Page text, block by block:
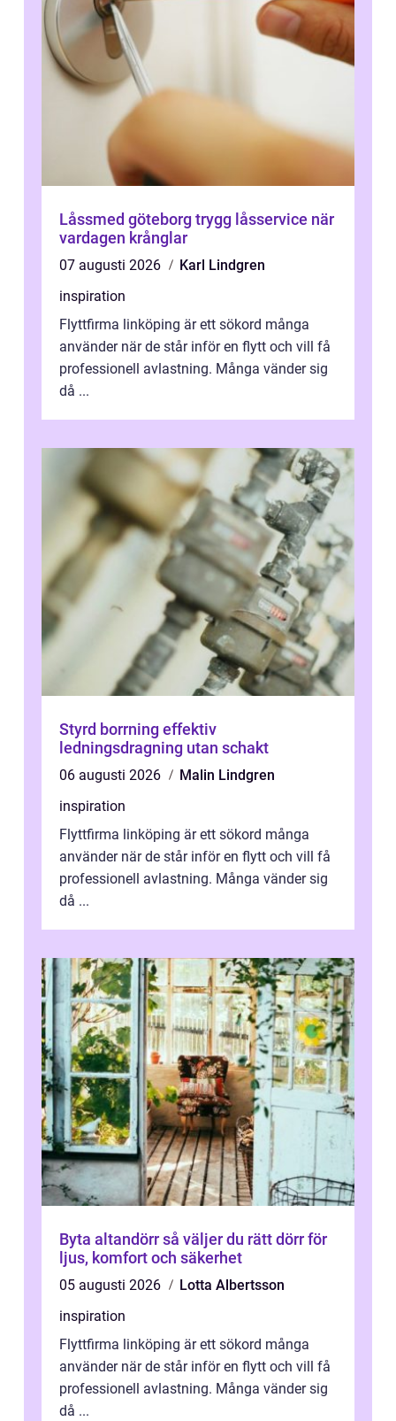
Låssmed göteborg trygg låsservice när
vardagen krånglar
07 augusti 2026
Karl Lindgren
inspiration
Flyttfirma linköping är ett sökord många
använder när de står inför en flytt och vill få
professionell avlastning. Många vänder sig
då ...
Styrd borrning effektiv
ledningsdragning utan schakt
06 augusti 2026
Malin Lindgren
inspiration
Flyttfirma linköping är ett sökord många
använder när de står inför en flytt och vill få
professionell avlastning. Många vänder sig
då ...
Byta altandörr så väljer du rätt dörr för
ljus, komfort och säkerhet
05 augusti 2026
Lotta Albertsson
inspiration
Flyttfirma linköping är ett sökord många
använder när de står inför en flytt och vill få
professionell avlastning. Många vänder sig
då ...